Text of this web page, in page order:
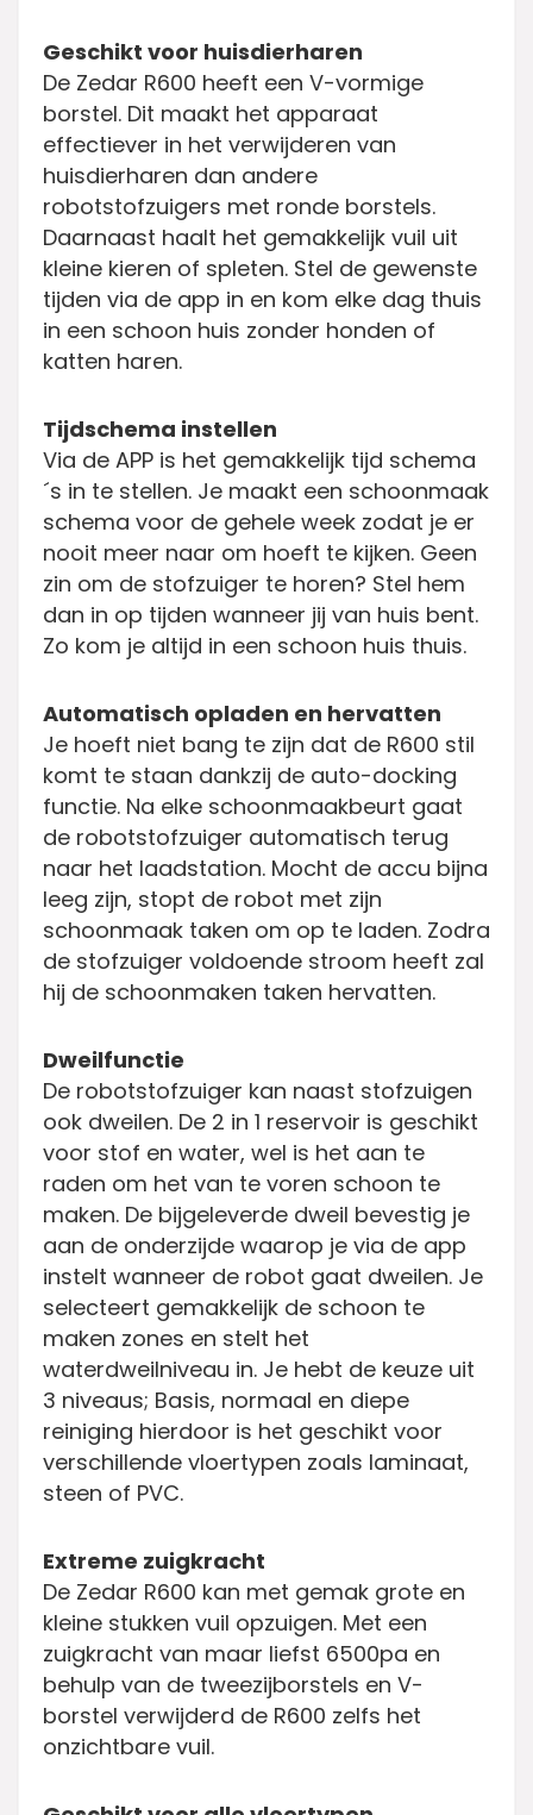
Geschikt voor huisdierharen
De Zedar R600 heeft een V-vormige
borstel. Dit maakt het apparaat
effectiever in het verwijderen van
huisdierharen dan andere
robotstofzuigers met ronde borstels.
Daarnaast haalt het gemakkelijk vuil uit
kleine kieren of spleten. Stel de gewenste
tijden via de app in en kom elke dag thuis
in een schoon huis zonder honden of
katten haren.
Tijdschema instellen
Via de APP is het gemakkelijk tijd schema
´s in te stellen. Je maakt een schoonmaak
schema voor de gehele week zodat je er
nooit meer naar om hoeft te kijken. Geen
zin om de stofzuiger te horen? Stel hem
dan in op tijden wanneer jij van huis bent.
Zo kom je altijd in een schoon huis thuis.
Automatisch opladen en hervatten
Je hoeft niet bang te zijn dat de R600 stil
komt te staan dankzij de auto-docking
functie. Na elke schoonmaakbeurt gaat
de robotstofzuiger automatisch terug
naar het laadstation. Mocht de accu bijna
leeg zijn, stopt de robot met zijn
schoonmaak taken om op te laden. Zodra
de stofzuiger voldoende stroom heeft zal
hij de schoonmaken taken hervatten.
Dweilfunctie
De robotstofzuiger kan naast stofzuigen
ook dweilen. De 2 in 1 reservoir is geschikt
voor stof en water, wel is het aan te
raden om het van te voren schoon te
maken. De bijgeleverde dweil bevestig je
aan de onderzijde waarop je via de app
instelt wanneer de robot gaat dweilen. Je
selecteert gemakkelijk de schoon te
maken zones en stelt het
waterdweilniveau in. Je hebt de keuze uit
3 niveaus; Basis, normaal en diepe
reiniging hierdoor is het geschikt voor
verschillende vloertypen zoals laminaat,
steen of PVC.
Extreme zuigkracht
De Zedar R600 kan met gemak grote en
kleine stukken vuil opzuigen. Met een
zuigkracht van maar liefst 6500pa en
behulp van de tweezijborstels en V-
borstel verwijderd de R600 zelfs het
onzichtbare vuil.